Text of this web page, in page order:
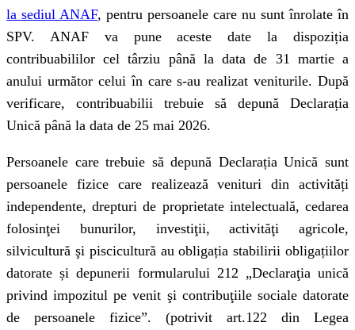
la sediul ANAF, pentru persoanele care nu sunt înrolate în
SPV. ANAF va pune aceste date la dispoziția
contribuabililor cel târziu până la data de 31 martie a
anului următor celui în care s-au realizat veniturile. După
verificare, contribuabilii trebuie să depună Declarația
Unică până la data de 25 mai 2026.
Persoanele care trebuie să depună Declarația Unică sunt
persoanele fizice care realizează venituri din activități
independente, drepturi de proprietate intelectuală, cedarea
folosinţei bunurilor, investiţii, activităţi agricole,
silvicultură şi piscicultură au obligația stabilirii obligațiilor
datorate și depunerii formularului 212 „Declaraţia unică
privind impozitul pe venit şi contribuţiile sociale datorate
de persoanele fizice”. (potrivit art.122 din Legea